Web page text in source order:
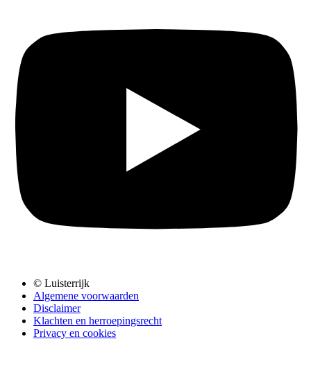
© Luisterrijk
Algemene voorwaarden
Disclaimer
Klachten en herroepingsrecht
Privacy en cookies